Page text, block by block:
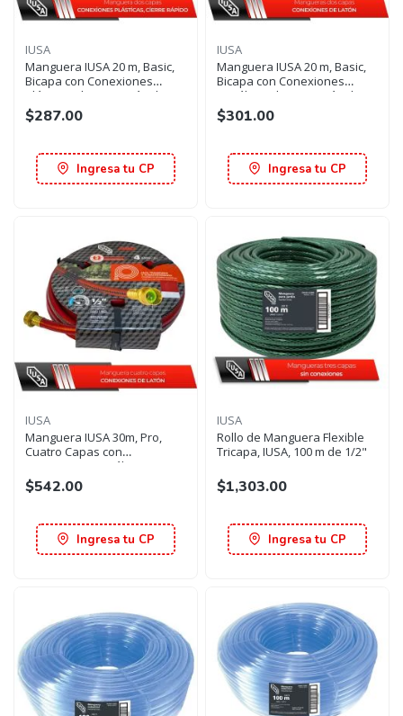
IUSA
Manguera IUSA 20 m, Basic,
Bicapa con Conexiones
Plásticas de Cierre rápido
$287.00
Ingresa tu CP
IUSA
Manguera IUSA 20 m, Basic,
Bicapa con Conexiones
metálicas de Cierre rápido
$301.00
Ingresa tu CP
IUSA
Manguera IUSA 30m, Pro,
Cuatro Capas con
Conexiones metálicas
$542.00
Ingresa tu CP
IUSA
Rollo de Manguera Flexible
Tricapa, IUSA, 100 m de 1/2"
$1,303.00
Ingresa tu CP